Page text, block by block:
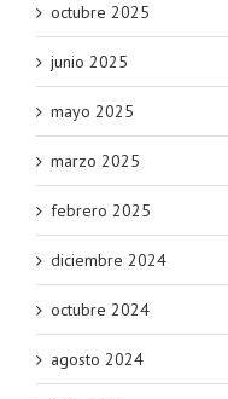
octubre 2025
junio 2025
mayo 2025
marzo 2025
febrero 2025
diciembre 2024
octubre 2024
agosto 2024